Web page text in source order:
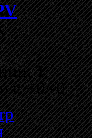
1
+0/-0